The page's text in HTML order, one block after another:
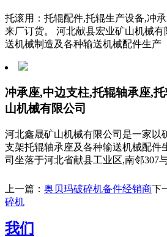
托滚用：托辊配件,托辊生产设备,冲
来厂订货。 河北献县宏业矿山机械
送机械制造及各种输送机械配件生产
冲承座,中边支柱,托辊轴承座,
山机械有限公司
河北鑫晟矿山机械有限公司是一家以
支架托辊轴承座及各种输送机械配件
司坐落于河北省献县工业区,南邻307
上一篇： 奥贝玛破碎机备件经销商下
碎机
我们